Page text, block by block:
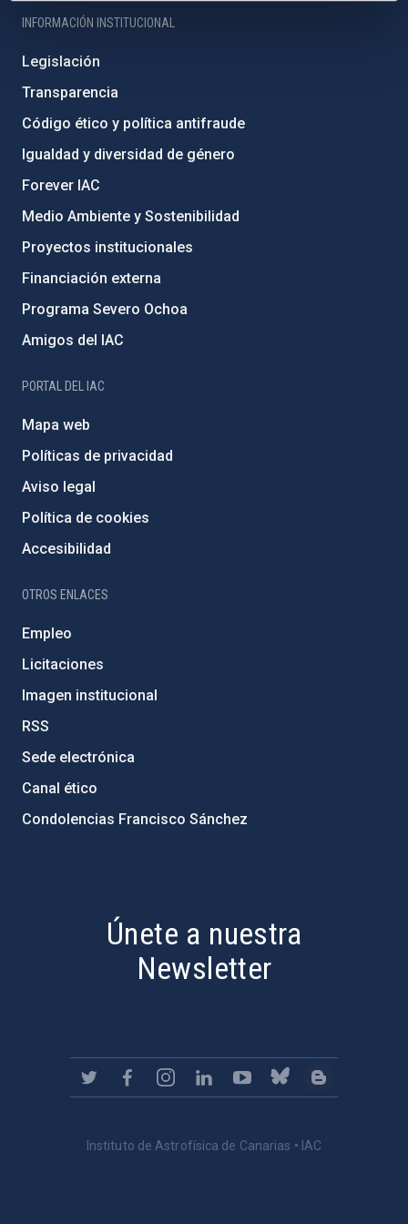
INFORMACIÓN INSTITUCIONAL
Legislación
Transparencia
Código ético y política antifraude
Igualdad y diversidad de género
Forever IAC
Medio Ambiente y Sostenibilidad
Proyectos institucionales
Financiación externa
Programa Severo Ochoa
Amigos del IAC
PORTAL DEL IAC
Mapa web
Políticas de privacidad
Aviso legal
Política de cookies
Accesibilidad
OTROS ENLACES
Empleo
Licitaciones
Imagen institucional
RSS
Sede electrónica
Canal ético
Condolencias Francisco Sánchez
Únete a nuestra
Newsletter
Instituto de Astrofísica de Canarias • IAC